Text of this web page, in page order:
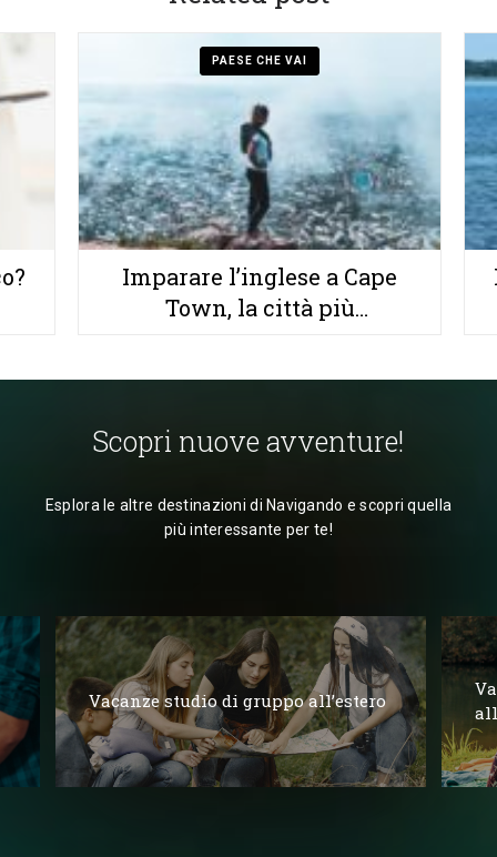
PAESE CHE VAI
Imparare l’inglese a Cape
Town, la città più
Scopri nuove avventure!
Esplora le altre destinazioni di Navigando e scopri quella
più interessante per te!
Vacanze studio di gruppo all’estero